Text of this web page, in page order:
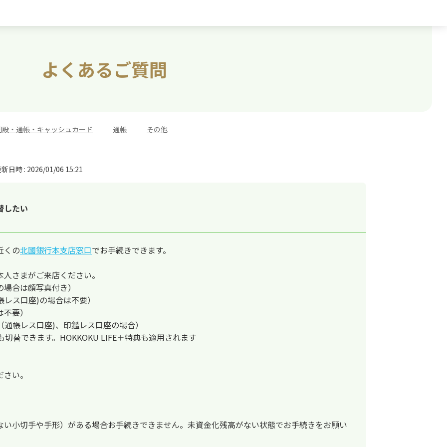
よくあるご質問
・通帳・キャッシュカード 通帳 その他
日時 : 2026/01/06 15:21
したい
くの北國銀行本支店窓口でお手続きできます。
さまがご来店ください。
合は顔写真付き）
ス口座)の場合は不要）
要）
帳レス口座)、印鑑レス口座の場合）
替できます。HOKKOKU LIFE＋特典も適用されます
い。
小切手や手形）がある場合お手続きできません。未資金化残高がない状態でお手続きをお願い